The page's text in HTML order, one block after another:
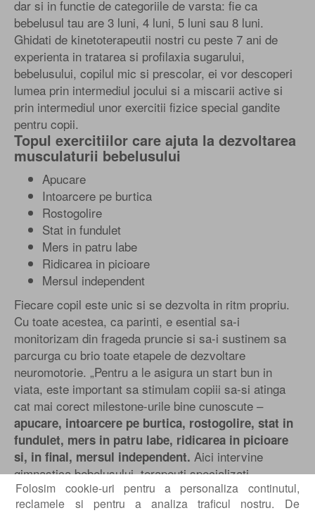
Folosim cookie-uri pentru a personaliza continutul,
reclamele si pentru a analiza traficul nostru. De
dar si in functie de categoriile de varsta: fie ca
bebelusul tau are 3 luni, 4 luni, 5 luni sau 8 luni.
Ghidati de kinetoterapeutii nostri cu peste 7 ani de
experienta in tratarea si profilaxia sugarului,
bebelusului, copilul mic si prescolar, ei vor descoperi
lumea prin intermediul jocului si a miscarii active si
prin intermediul unor exercitii fizice special gandite
pentru copii.
Topul exercitiilor care ajuta la dezvoltarea
musculaturii bebelusului
Apucare
Intoarcere pe burtica
Rostogolire
Stat in fundulet
Mers in patru labe
Ridicarea in picioare
Mersul independent
Fiecare copil este unic si se dezvolta in ritm propriu.
Cu toate acestea, ca parinti, e esential sa-i
monitorizam din frageda pruncie si sa-i sustinem sa
parcurga cu brio toate etapele de dezvoltare
neuromotorie. „Pentru a le asigura un start bun in
viata, este important sa stimulam copiii sa-si atinga
cat mai corect milestone-urile bine cunoscute –
apucare, intoarcere pe burtica, rostogolire, stat in
fundulet, mers in patru labe, ridicarea in picioare
si, in final, mersul independent. Aici intervine
gimnastica bebelusului, terapeuti specializati
indrumand parintele sa inteleaga etapele de dezvoltare
neuromotorii normale si, prin joc si stimulare, sa ajute